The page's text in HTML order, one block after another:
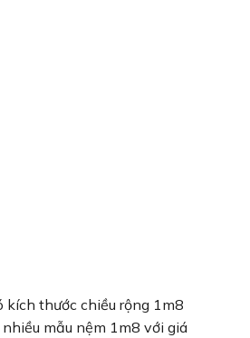
thước chiều rộng 1m8
mẫu nệm 1m8 với giá